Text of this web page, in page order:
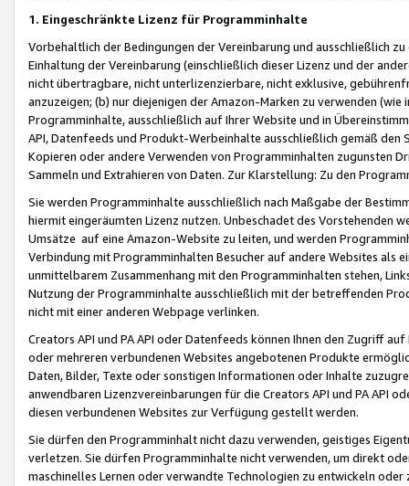
1. Eingeschränkte Lizenz für Programminhalte
Vorbehaltlich der Bedingungen der Vereinbarung und ausschließlich
Einhaltung der Vereinbarung (einschließlich dieser Lizenz und der
nicht übertragbare, nicht unterlizenzierbare, nicht exklusive,
anzuzeigen; (b) nur diejenigen der Amazon-Marken zu verwenden
Programminhalte, ausschließlich auf Ihrer Website und in
API, Datenfeeds und Produkt-Werbeinhalte ausschließlich gemäß
Kopieren oder andere Verwenden von Programminhalten zugunsten
Sammeln und Extrahieren von Daten. Zur Klarstellung: Zu den
Sie werden Programminhalte ausschließlich nach Maßgabe der
hiermit eingeräumten Lizenz nutzen. Unbeschadet des Vorstehenden
Umsätze auf eine Amazon-Website zu leiten, und werden
Verbindung mit Programminhalten Besucher auf andere Websites als
unmittelbarem Zusammenhang mit den Programminhalten stehen,
Nutzung der Programminhalte ausschließlich mit der betreffenden
nicht mit einer anderen Webpage verlinken.
Creators API und PA API oder Datenfeeds können Ihnen den Zugriff
oder mehreren verbundenen Websites angebotenen Produkte
Daten, Bilder, Texte oder sonstigen Informationen oder Inhalte
anwendbaren Lizenzvereinbarungen für die Creators API und PA API
diesen verbundenen Websites zur Verfügung gestellt werden.
Sie dürfen den Programminhalt nicht dazu verwenden, geistiges
verletzen. Sie dürfen Programminhalte nicht verwenden, um direkt
maschinelles Lernen oder verwandte Technologien zu entwickeln